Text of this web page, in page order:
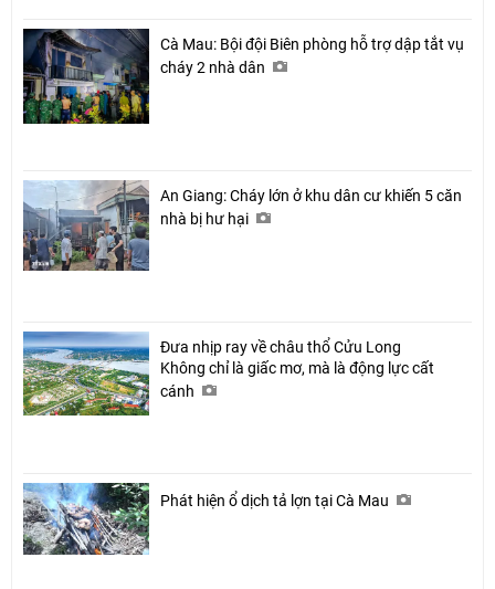
Cà Mau: Bội đội Biên phòng hỗ trợ dập tắt vụ
cháy 2 nhà dân
An Giang: Cháy lớn ở khu dân cư khiến 5 căn
nhà bị hư hại
Đưa nhịp ray về châu thổ Cửu Long
Không chỉ là giấc mơ, mà là động lực cất
cánh
Phát hiện ổ dịch tả lợn tại Cà Mau